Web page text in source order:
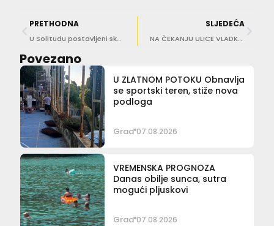
PRETHODNA
U Solitudu postavljeni skalini za slabije pokretljive osobe
SLJEDEĆA
NA ČEKANJU ULICE VLADKA MAČEKA, MARKA MAROJICE… O financijama Grada ovise veća ulaganja u ceste
Povezano
U ZLATNOM POTOKU Obnavlja
se sportski teren, stiže nova
podloga
Grad 07.08.2026
VREMENSKA PROGNOZA
Danas obilje sunca, sutra
mogući pljuskovi
Grad 07.08.2026